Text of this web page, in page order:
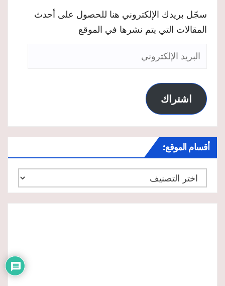
سجّل بريدك الإلكتروني هنا للحصول على أحدث
المقالات التي يتم نشرها في الموقع
البريد
اشتراك
أقسام الموقع:
أقسام
الموقع: